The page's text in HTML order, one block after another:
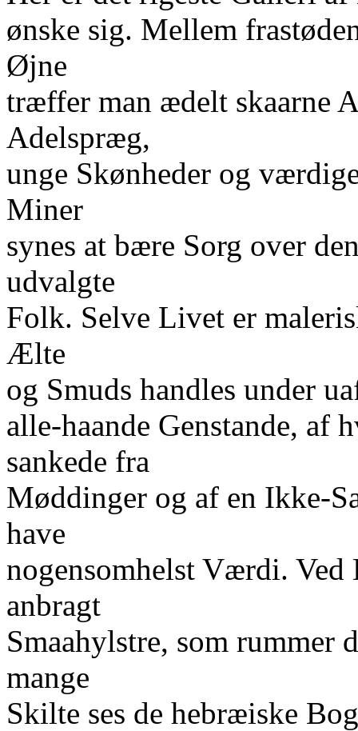
ønske sig. Mellem
Øjne
træffer man ædelt skaarne
Adelspræg,
unge Skønheder og
Miner
synes at bære Sorg over
udvalgte
Folk. Selve Livet er
Ælte
og Smuds handles under
alle-haande Genstande, af
sankede fra
Møddinger og af en Ikke-
have
nogensomhelst Værdi. Ved
anbragt
Smaahylstre, som rummer
mange
Skilte ses de hebræiske